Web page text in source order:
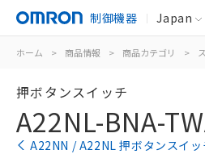
制御機器 Japan
ホーム > 商品情報 > 商品カテゴリ >
押ボタンスイッチ
A22NL-BNA-
A22NN / A22NL 押ボタンスイ